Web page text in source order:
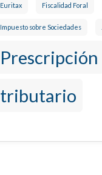
Euritax Fiscalidad Foral
Impuesto sobre Sociedades
Prescripción
tributario